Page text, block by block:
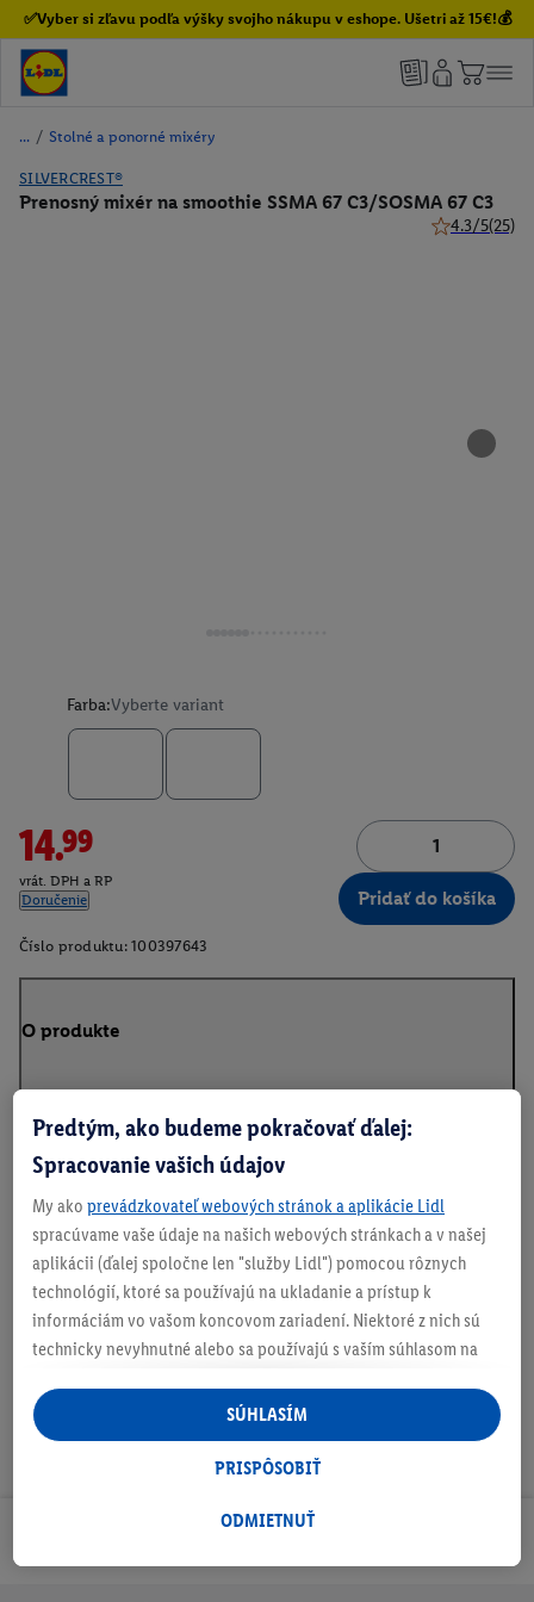
✅Vyber si zľavu podľa výšky svojho nákupu v eshope. Ušetri až 15€!💰
/ Stolné a ponorné mixéry
SILVERCREST®
Prenosný mixér na smoothie SSMA 67 C3/SOSMA 67 C3
4.3/5(25)
Farba:Vyberte variant
14.99
vrát. DPH a RP
Doručenie
Pridať do košíka
Číslo produktu: 100397643
O produkte
Informácie o batériách podľa nariadenia EÚ o
batériách
Na stiahnutie
Predtým, ako budeme pokračovať ďalej:
Spracovanie vašich údajov
My ako prevádzkovateľ webových stránok a aplikácie Lidl
spracúvame vaše údaje na našich webových stránkach a v našej
aplikácii (ďalej spoločne len "služby Lidl") pomocou rôznych
technológií, ktoré sa používajú na ukladanie a prístup k
informáciám vo vašom koncovom zariadení. Niektoré z nich sú
technicky nevyhnutné alebo sa používajú s vaším súhlasom na
personalizovanú reklamu v rámci služieb Lidl aj mimo nich. Ak
ste účastníkom programu Lidl Plus, na tieto účely sa spracúvajú
aj údaje z vášho nákupného správania v obchode.
následne si vytvoríte účet Lidl Plus alebo sa prihlásite do svojho
ODMIETNUŤ
PRISPÔSOBIŤ
SÚHLASÍM